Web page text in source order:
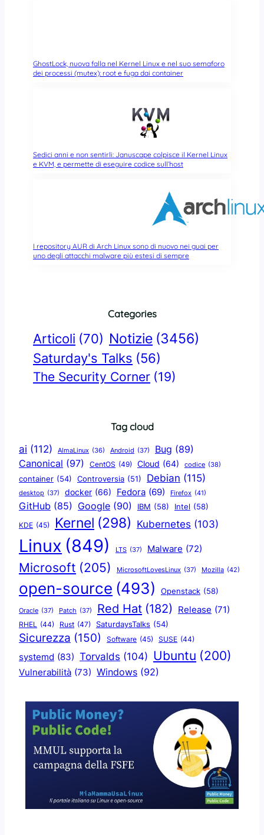
GhostLock, nuova falla nel Kernel Linux e nel suo semaforo
dei processi (mutex): root e fuga dai container
Sedici anni e non sentirli: Januscape colpisce il Kernel Linux
e KVM, e permette di eseguire codice sull’host
I repository AUR di Arch Linux sono di nuovo nei guai per
uno degli attacchi malware più estesi di sempre
Categories
Articoli (70) Notizie (3456)
Saturday's Talks (56)
The Security Corner (19)
Tag cloud
ai (112) AlmaLinux (36) Android (37) Bug (89)
Canonical (97) CentOS (49) Cloud (64) codice (38)
container (54) Controversia (51) Debian (115)
desktop (37) docker (66) Fedora (69) Firefox (41)
GitHub (85) Google (90) IBM (58) Intel (58)
KDE (45) Kernel (298) Kubernetes (103)
Linux (849) LTS (37) Malware (72)
Microsoft (205) MicrosoftLovesLinux (37) Mozilla (42)
open-source (493) Openstack (58)
Oracle (37) Patch (37) Red Hat (182) Release (71)
RHEL (44) Rust (47) SaturdaysTalks (54)
Sicurezza (150) Software (45) SUSE (44)
systemd (83) Torvalds (104) Ubuntu (200)
Vulnerabilità (73) Windows (92)